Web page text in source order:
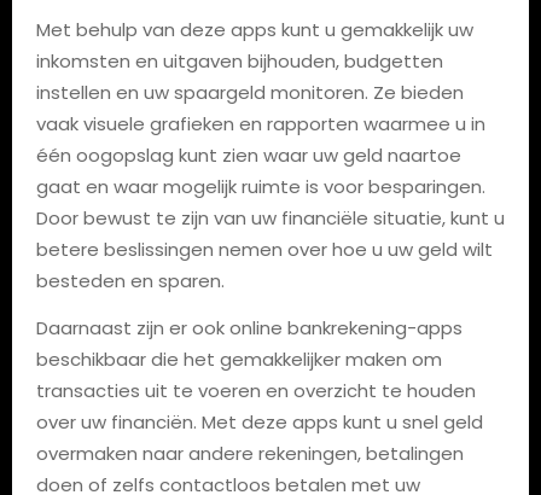
Met behulp van deze apps kunt u gemakkelijk uw
inkomsten en uitgaven bijhouden, budgetten
instellen en uw spaargeld monitoren. Ze bieden
vaak visuele grafieken en rapporten waarmee u in
één oogopslag kunt zien waar uw geld naartoe
gaat en waar mogelijk ruimte is voor besparingen.
Door bewust te zijn van uw financiële situatie, kunt u
betere beslissingen nemen over hoe u uw geld wilt
besteden en sparen.
Daarnaast zijn er ook online bankrekening-apps
beschikbaar die het gemakkelijker maken om
transacties uit te voeren en overzicht te houden
over uw financiën. Met deze apps kunt u snel geld
overmaken naar andere rekeningen, betalingen
doen of zelfs contactloos betalen met uw